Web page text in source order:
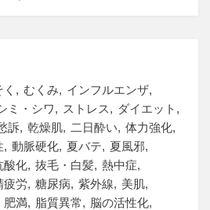
むくみ
インフルエンザ
ミ・シワ ストレス
ダイエット
訴 乾燥肌 二日酔い
体力強化
動脈硬化 夏バテ
夏風邪
酸化 抜毛・白髪 熱中症
疲労 糖尿病 紫外線
美肌
肥満 脂質異常
脳の活性化